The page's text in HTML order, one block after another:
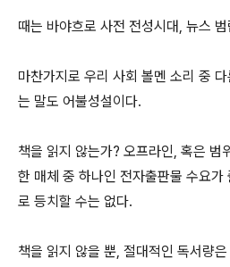
때는 바야흐로 사전 전성시대, 뉴스
마찬가지로 우리 사회 볼멘 소리 중
는 말도 어불성설이다.
책을 읽지 않는가? 오프라인, 혹은 범
한 매체 중 하나인 전자출판물 수요가
로 등치할 수는 없다.
책을 읽지 않을 뿐, 절대적인 독서량